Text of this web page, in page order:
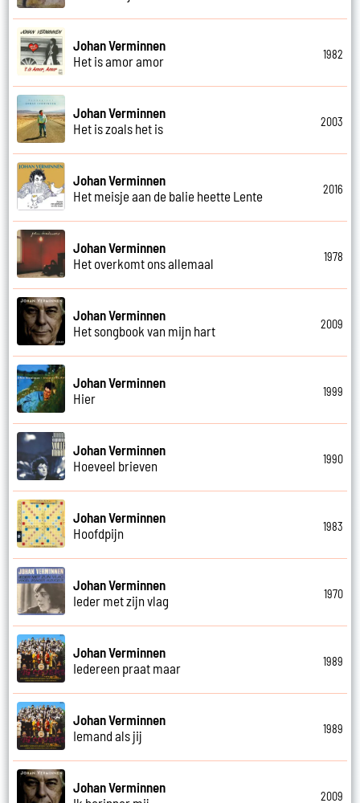
Johan Verminnen
Het is amor amor
1982
Johan Verminnen
Het is zoals het is
2003
Johan Verminnen
Het meisje aan de balie heette Lente
2016
Johan Verminnen
Het overkomt ons allemaal
1978
Johan Verminnen
Het songbook van mijn hart
2009
Johan Verminnen
Hier
1999
Johan Verminnen
Hoeveel brieven
1990
Johan Verminnen
Hoofdpijn
1983
Johan Verminnen
Ieder met zijn vlag
1970
Johan Verminnen
Iedereen praat maar
1989
Johan Verminnen
Iemand als jij
1989
Johan Verminnen
2009